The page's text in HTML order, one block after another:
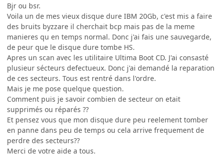
Bjr ou bsr.
Voila un de mes vieux disque dure IBM 20Gb, c'est mis a faire
des bruits byzzare il cherchait bcp mais pas de la meme
manieres qu en temps normal. Donc j'ai fais une sauvegarde,
de peur que le disque dure tombe HS.
Apres un scan avec les utilitaire Ultima Boot CD. J'ai consasté
plusieur sécteurs defectueux. Donc j'ai demandé la reparation
de ces secteurs. Tous est rentré dans l'ordre.
Mais je me pose quelque question.
Comment puis je savoir combien de secteur on etait
supprimés ou réparés ??
Et pensez vous que mon disque dure peu reelement tomber
en panne dans peu de temps ou cela arrive frequement de
perdre des secteurs??
Merci de votre aide a tous.